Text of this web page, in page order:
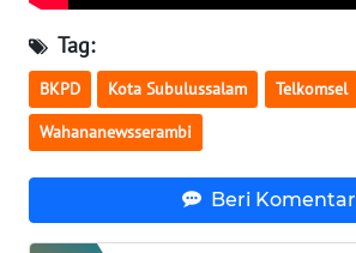
Tag:
BKPD Kota Subulussalam Telkomsel
Wahananewsserambi
Beri Komentar
JOGJA
WN
JATIM